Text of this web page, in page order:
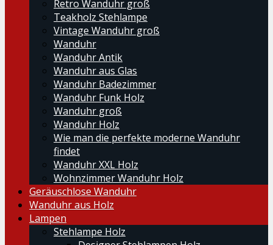
Retro Wanduhr groß
Teakholz Stehlampe
Vintage Wanduhr groß
Wanduhr
Wanduhr Antik
Wanduhr aus Glas
Wanduhr Badezimmer
Wanduhr Funk Holz
Wanduhr groß
Wanduhr Holz
Wie man die perfekte moderne Wanduhr
findet
Wanduhr XXL Holz
Wohnzimmer Wanduhr Holz
Geräuschlose Wanduhr
Wanduhr aus Holz
Lampen
Stehlampe Holz